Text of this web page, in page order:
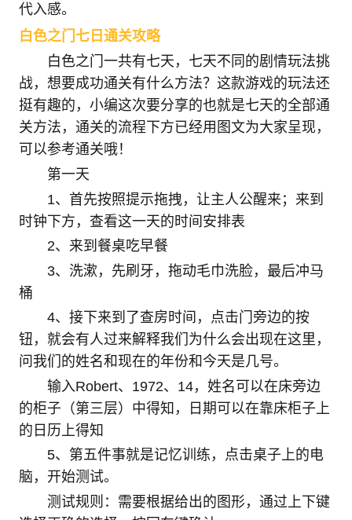
代入感。
白色之门七日通关攻略
白色之门一共有七天，七天不同的剧情玩法挑
战，想要成功通关有什么方法？这款游戏的玩法还
挺有趣的，小编这次要分享的也就是七天的全部通
关方法，通关的流程下方已经用图文为大家呈现，
可以参考通关哦！
第一天
1、首先按照提示拖拽，让主人公醒来；来到
时钟下方，查看这一天的时间安排表
2、来到餐桌吃早餐
3、洗漱，先刷牙，拖动毛巾洗脸，最后冲马
桶
4、接下来到了查房时间，点击门旁边的按
钮，就会有人过来解释我们为什么会出现在这里，
问我们的姓名和现在的年份和今天是几号。
输入Robert、1972、14，姓名可以在床旁边
的柜子（第三层）中得知，日期可以在靠床柜子上
的日历上得知
5、第五件事就是记忆训练，点击桌子上的电
脑，开始测试。
测试规则：需要根据给出的图形，通过上下键